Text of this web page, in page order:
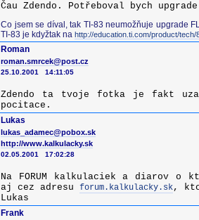
Čau Zdendo. Potřeboval bych
Co jsem se díval, tak TI-83 neumožňuje upgrade
TI-83 je kdyžtak na http://education.ti.com/product/
Roman
roman.smrcek@post.cz
25.10.2001 14:11:05
Zdendo ta tvoje fotka je fakt
pocitace.
Lukas
lukas_adamec@pobox.sk
http://www.kalkulacky.sk
02.05.2001 17:02:28
Na FORUM kalkulaciek a diarov o
aj cez adresu forum.kalkulacky.sk,
Lukas
Frank